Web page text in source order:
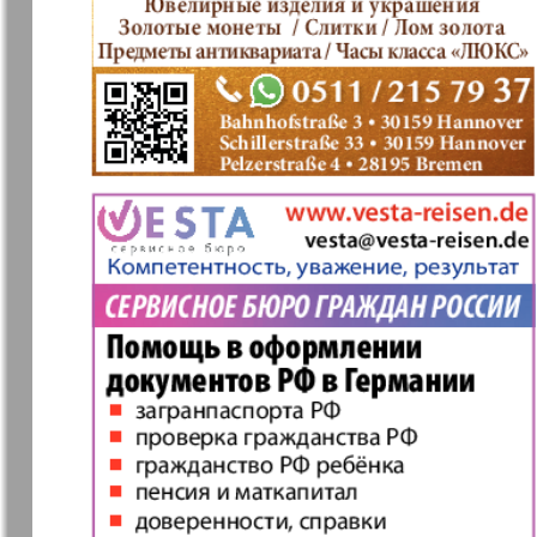
Archiv der auf der Website nicht
7plus7ja Avangard
Annonce Antenne
Afischa Augsburg Business
Vascha Gaseta Versia
Ewiger Schatz